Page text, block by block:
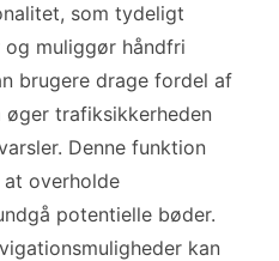
som tydeligt
og muliggør håndfri
brugere drage fordel af
trafiksikkerheden
Denne funktion
overholde
potentielle bøder.
kan